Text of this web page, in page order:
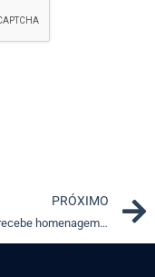
PRÓXIMO
Ministro recebe homenagem por atuação no caso do bairro Pinheiro (AL)